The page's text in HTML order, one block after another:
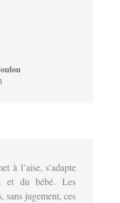
à l’aise, s’adapte
et du bébé. Les
sans jugement, ces